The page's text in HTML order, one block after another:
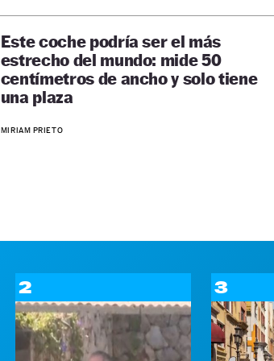
Este coche podría ser el más
estrecho del mundo: mide 50
centímetros de ancho y solo tiene
una plaza
MIRIAM PRIETO
2 3